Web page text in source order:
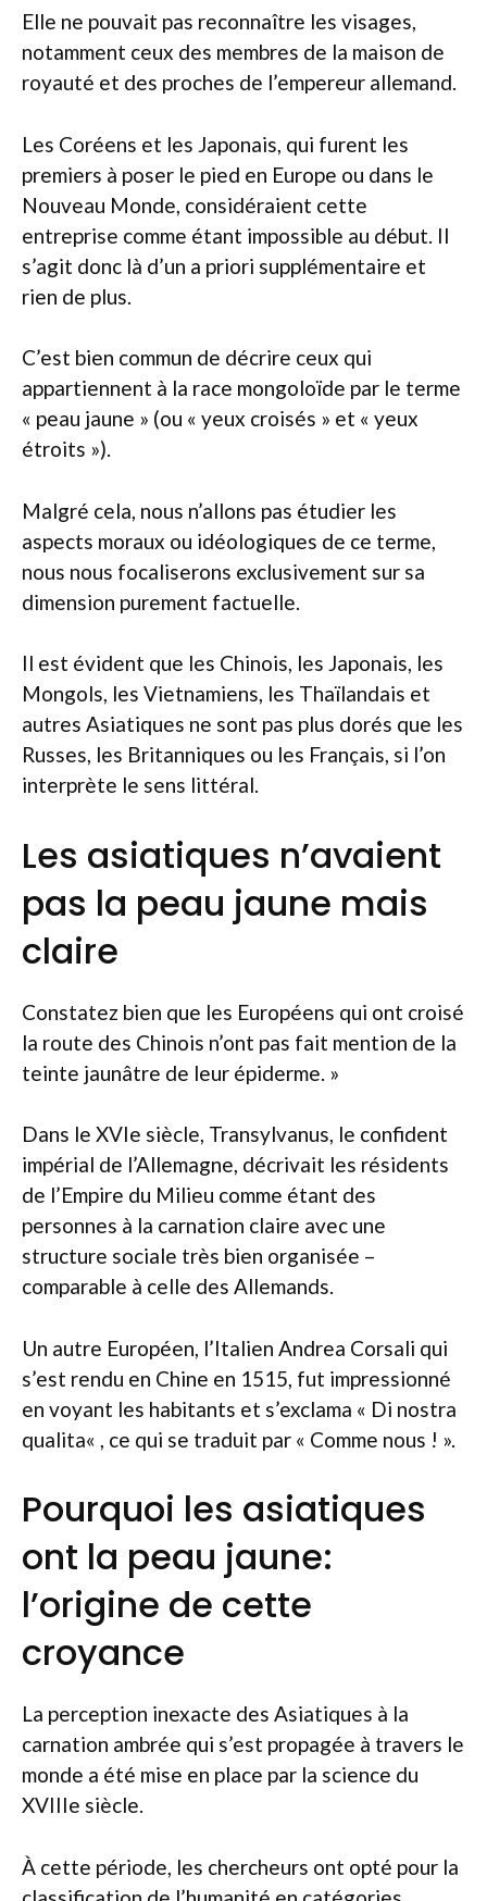
Elle ne pouvait pas reconnaître les visages,
notamment ceux des membres de la maison de
royauté et des proches de l’empereur allemand.
Les Coréens et les Japonais, qui furent les
premiers à poser le pied en Europe ou dans le
Nouveau Monde, considéraient cette
entreprise comme étant impossible au début. Il
s’agit donc là d’un a priori supplémentaire et
rien de plus.
C’est bien commun de décrire ceux qui
appartiennent à la race mongoloïde par le terme
« peau jaune » (ou « yeux croisés » et « yeux
étroits »).
Malgré cela, nous n’allons pas étudier les
aspects moraux ou idéologiques de ce terme,
nous nous focaliserons exclusivement sur sa
dimension purement factuelle.
Il est évident que les Chinois, les Japonais, les
Mongols, les Vietnamiens, les Thaïlandais et
autres Asiatiques ne sont pas plus dorés que les
Russes, les Britanniques ou les Français, si l’on
interprète le sens littéral.
Les asiatiques n’avaient
pas la peau jaune mais
claire
Constatez bien que les Européens qui ont croisé
la route des Chinois n’ont pas fait mention de la
teinte jaunâtre de leur épiderme. »
Dans le XVIe siècle, Transylvanus, le confident
impérial de l’Allemagne, décrivait les résidents
de l’Empire du Milieu comme étant des
personnes à la carnation claire avec une
structure sociale très bien organisée –
comparable à celle des Allemands.
Un autre Européen, l’Italien Andrea Corsali qui
s’est rendu en Chine en 1515, fut impressionné
en voyant les habitants et s’exclama « Di nostra
qualita« , ce qui se traduit par « Comme nous ! ».
Pourquoi les asiatiques
ont la peau jaune:
l’origine de cette
croyance
La perception inexacte des Asiatiques à la
carnation ambrée qui s’est propagée à travers le
monde a été mise en place par la science du
XVIIIe siècle.
À cette période, les chercheurs ont opté pour la